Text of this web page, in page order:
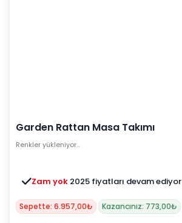
Garden Rattan Masa Takımı
Renkler yükleniyor…
Zam yok 2025 fiyatları devam ediyor
Sepette: 6.957,00₺ Kazancınız: 773,00₺